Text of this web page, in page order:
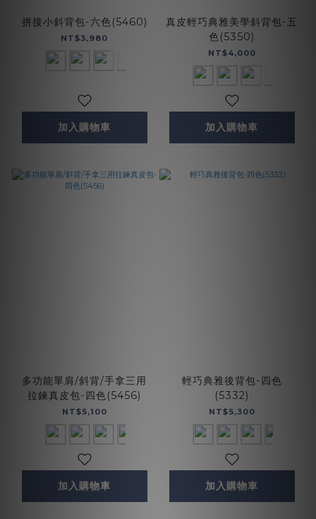
拼接小斜背包-六色(5460)
NT$3,980
加入購物車
真皮輕巧典雅美學斜背包-五
色(5350)
NT$4,000
加入購物車
多功能單肩/斜背/手拿三用
拉鍊真皮包-四色(5456)
NT$5,100
加入購物車
輕巧典雅後背包-四色
(5332)
NT$5,300
加入購物車